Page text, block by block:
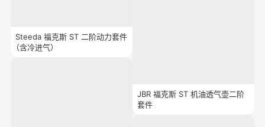
Steeda 福克斯 ST 二阶动力套件
（含冷进气）
JBR 福克斯 ST 机油透气壶二阶
套件